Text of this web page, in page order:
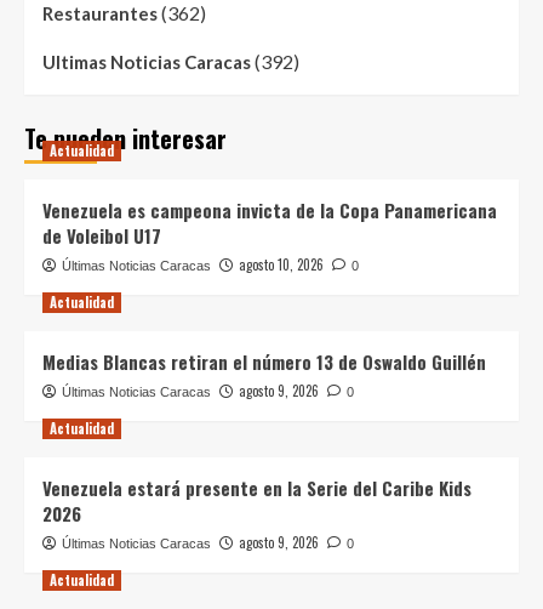
Restaurantes(362)
Ultimas Noticias Caracas(392)
Te pueden interesar
Actualidad
Venezuela es campeona invicta de la Copa Panamericana
de Voleibol U17
Últimas Noticias Caracas agosto 10, 2026 0
Actualidad
Medias Blancas retiran el número 13 de Oswaldo Guillén
Últimas Noticias Caracas agosto 9, 2026 0
Actualidad
Venezuela estará presente en la Serie del Caribe Kids
2026
Últimas Noticias Caracas agosto 9, 2026 0
Actualidad